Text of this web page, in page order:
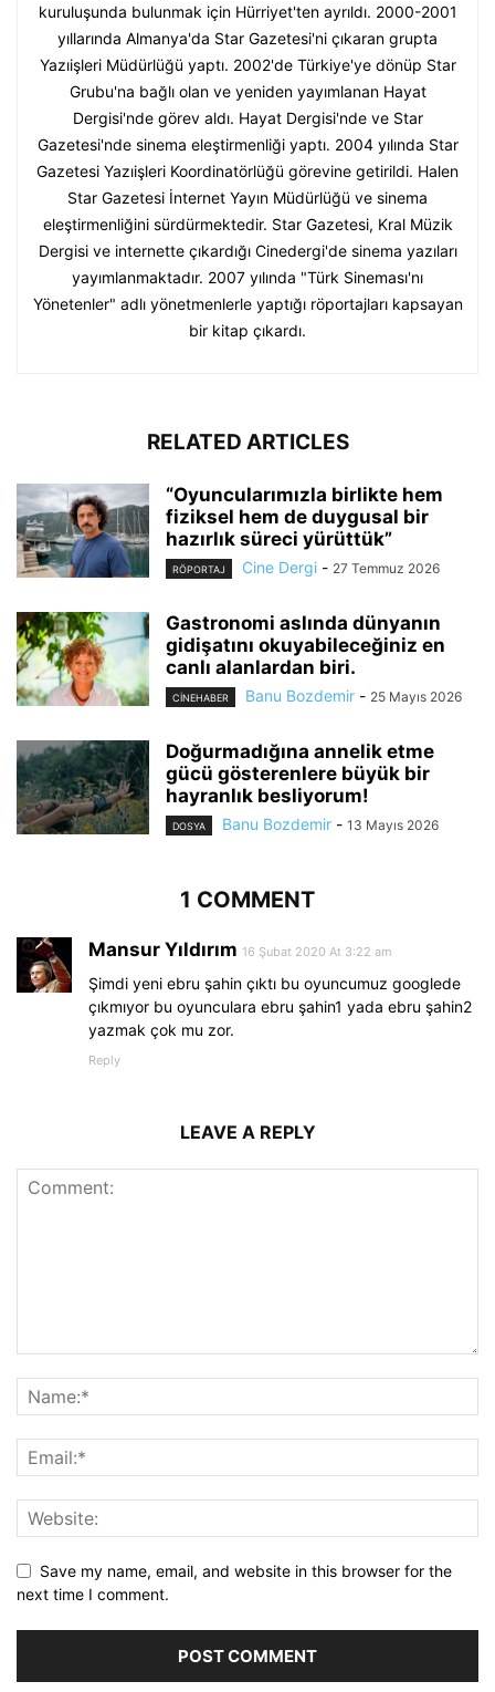
kuruluşunda bulunmak için Hürriyet'ten ayrıldı. 2000-2001
yıllarında Almanya'da Star Gazetesi'ni çıkaran grupta
Yazıişleri Müdürlüğü yaptı. 2002'de Türkiye'ye dönüp Star
Grubu'na bağlı olan ve yeniden yayımlanan Hayat
Dergisi'nde görev aldı. Hayat Dergisi'nde ve Star
Gazetesi'nde sinema eleştirmenliği yaptı. 2004 yılında Star
Gazetesi Yazıişleri Koordinatörlüğü görevine getirildi. Halen
Star Gazetesi İnternet Yayın Müdürlüğü ve sinema
eleştirmenliğini sürdürmektedir. Star Gazetesi, Kral Müzik
Dergisi ve internette çıkardığı Cinedergi'de sinema yazıları
yayımlanmaktadır. 2007 yılında "Türk Sineması'nı
Yönetenler" adlı yönetmenlerle yaptığı röportajları kapsayan
bir kitap çıkardı.
RELATED ARTICLES
“Oyuncularımızla birlikte hem
fiziksel hem de duygusal bir
hazırlık süreci yürüttük”
RÖPORTAJ Cine Dergi - 27 Temmuz 2026
Gastronomi aslında dünyanın
gidişatını okuyabileceğiniz en
canlı alanlardan biri.
CINEHABER Banu Bozdemir - 25 Mayıs 2026
Doğurmadığına annelik etme
gücü gösterenlere büyük bir
hayranlık besliyorum!
DOSYA Banu Bozdemir - 13 Mayıs 2026
1 COMMENT
Mansur Yıldırım 16 Şubat 2020 At 3:22 am
Şimdi yeni ebru şahin çıktı bu oyuncumuz googlede
çıkmıyor bu oyunculara ebru şahin1 yada ebru şahin2
yazmak çok mu zor.
Reply
LEAVE A REPLY
Save my name, email, and website in this browser for the
next time I comment.